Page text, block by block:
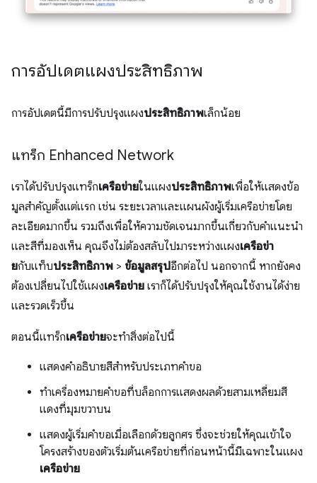
การอัปเดตแผงประสิทธิภาพ
การอัปเดตนี้มีการปรับปรุงแผงประสิทธิภาพเล็กน้อย
แทร็ก Enhanced Network
เราได้ปรับปรุงแทร็กเครือข่ายในแผงประสิทธิภาพเพื่อให้แสดงข้อ
มูลสําคัญตั้งแต่แรก เช่น ระยะเวลาและแผนผังผู้เริ่มเครือข่ายโดย
ละเอียดมากขึ้น รวมถึงเพื่อให้ความชัดเจนมากขึ้นเกี่ยวกับคําแนะนํา
และสีที่มองเห็น คุณจึงไม่ต้องสลับไปมาระหว่างแผงเครือข่า
ยกับแท็บประสิทธิภาพ > ข้อมูลสรุปอีกต่อไป นอกจากนี้ หากยังคง
ต้องเปลี่ยนไปใช้แผงเครือข่าย เราก็ได้ปรับปรุงให้คุณใช้งานได้ง่าย
และรวดเร็วขึ้น
ตอนนี้แทร็กเครือข่ายจะทำสิ่งต่อไปนี้
แสดงคำอธิบายสีสำหรับประเภทคำขอ
ทำเครื่องหมายคำขอที่บล็อกการแสดงผลด้วยสามเหลี่ยมสี
แดงที่มุมขวาบน
แสดงผู้เริ่มคำขอเมื่อเลือกด้วยลูกศร ซึ่งจะช่วยให้คุณเข้าใจ
โครงสร้างของตัวเริ่มต้นเครือข่ายที่ก่อนหน้านี้มีเฉพาะในแผง
เครือข่าย